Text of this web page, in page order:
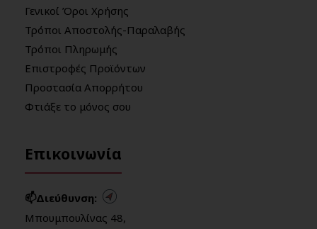
Γενικοί Όροι Χρήσης
Τρόποι Αποστολής-Παραλαβής
Τρόποι Πληρωμής
Επιστροφές Προϊόντων
Προστασία Απορρήτου
Φτιάξε το μόνος σου
Επικοινωνία
📫Διεύθυνση:
Μπουμπουλίνας 48,